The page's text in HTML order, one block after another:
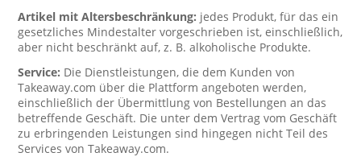
Artikel mit Altersbeschränkung: jedes Produkt, für das ein
gesetzliches Mindestalter vorgeschrieben ist, einschließlich,
aber nicht beschränkt auf, z. B. alkoholische Produkte.
Service: Die Dienstleistungen, die dem Kunden von
Takeaway.com über die Plattform angeboten werden,
einschließlich der Übermittlung von Bestellungen an das
betreffende Geschäft. Die unter dem Vertrag vom Geschäft
zu erbringenden Leistungen sind hingegen nicht Teil des
Services von Takeaway.com.